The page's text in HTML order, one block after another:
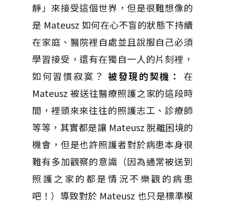
靜」來接受這個世界，但是很難想像的
是 Mateusz 如何在心不盲的狀態下持續
在家庭、醫院裡自處並且說服自己必須
學習接受，還有在獨自一人的片刻裡，
如何習慣寂寞？ 被發現的契機：
在
Mateusz 被送往醫療照護之家的這段時
間，裡頭來來往往的照護志工、診療師
等等，其實都是讓 Mateusz 脫離困境的
機會，但是也許照護者對於病患本身很
難有多加觀察的意識（因為通常被送到
照護之家的都是情況不樂觀的病患
吧！）導致對於 Mateusz 也只是標準模